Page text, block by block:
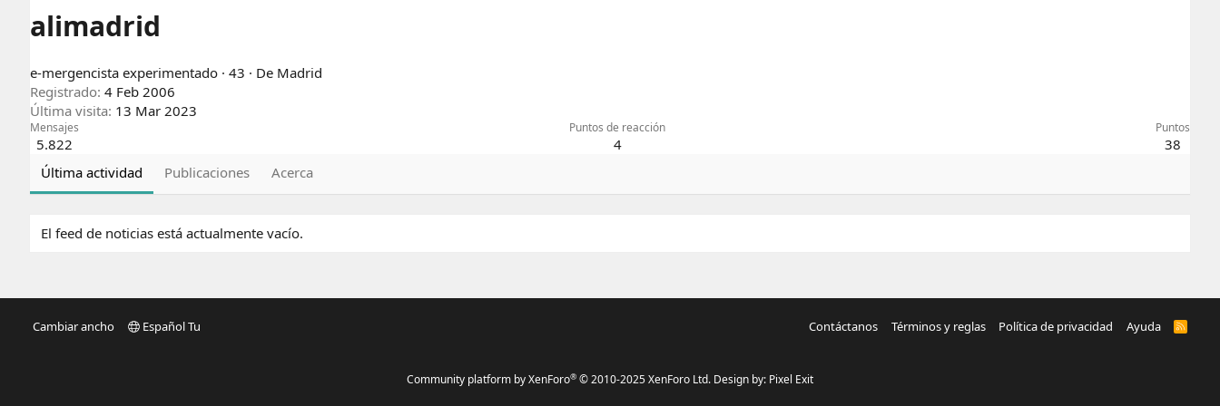
alimadrid
e-mergencista experimentado · 43 · De Madrid
Registrado 4 Feb 2006
Última visita 13 Mar 2023
Mensajes
5.822
Puntos de reacción
4
Puntos
38
Última actividad
Publicaciones Acerca
El feed de noticias está actualmente vacío.
Cambiar ancho Español Tu Contáctanos Términos y reglas Política de privacidad Ayuda
R
Community platform by XenForo® © 2010-2025 XenForo Ltd. Design by: Pixel Exit